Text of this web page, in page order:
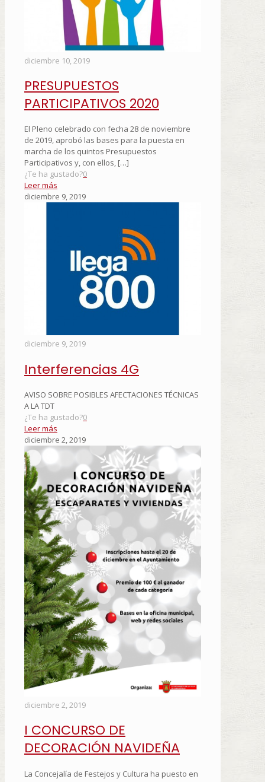
diciembre 10, 2019
PRESUPUESTOS
PARTICIPATIVOS 2020
El Pleno celebrado con fecha 28 de noviembre
de 2019, aprobó las bases para la puesta en
marcha de los quintos Presupuestos
Participativos y, con ellos, […]
¿Te ha gustado?0
Leer más
diciembre 9, 2019
diciembre 9, 2019
Interferencias 4G
AVISO SOBRE POSIBLES AFECTACIONES TÉCNICAS
A LA TDT
¿Te ha gustado?0
Leer más
diciembre 2, 2019
diciembre 2, 2019
I CONCURSO DE
DECORACIÓN NAVIDEÑA
La Concejalía de Festejos y Cultura ha puesto en